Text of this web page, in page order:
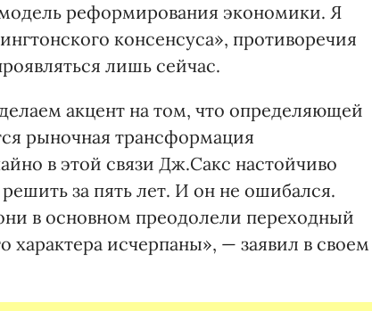
реформирования экономики. Я
консенсуса», противоречия
лишь сейчас.
акцент на том, что определяющей
рыночная трансформация
в этой связи Дж.Сакс настойчиво
за пять лет. И он не ошибался.
в основном преодолели переходный
исчерпаны», — заявил в своем